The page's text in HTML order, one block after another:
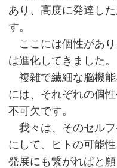
あり、高度に発達し
す。
ここには個性があ
は進化してきました。
複雑で繊細な脳機
には、それぞれの個
不可欠です。
我々は、そのセル
にして、ヒトの可能
発展にも繋がればと願